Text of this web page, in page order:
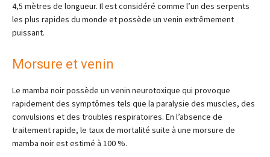
4,5 mètres de longueur. Il est considéré comme l’un des serpents
les plus rapides du monde et possède un venin extrêmement
puissant.
Morsure et venin
Le mamba noir possède un venin neurotoxique qui provoque
rapidement des symptômes tels que la paralysie des muscles, des
convulsions et des troubles respiratoires. En l’absence de
traitement rapide, le taux de mortalité suite à une morsure de
mamba noir est estimé à 100 %.